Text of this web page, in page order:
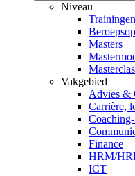
Niveau
Trainingen
Masters
Vakgebied
Advies &
Carrière,
Finance
HRM/
ICT